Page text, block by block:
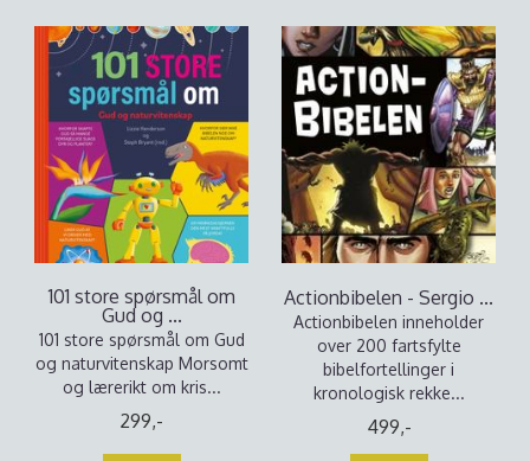
101 store spørsmål om
Gud og ...
101 store spørsmål om Gud
og naturvitenskap Morsomt
og lærerikt om kris...
299,-
Actionbibelen - Sergio ...
Actionbibelen inneholder
over 200 fartsfylte
bibelfortellinger i
kronologisk rekke...
499,-